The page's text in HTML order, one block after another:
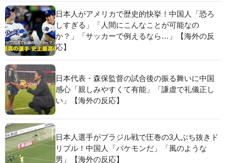
日本人がアメリカで歴史的快挙！中国人「恐ろ
しすぎる」「人間にこんなことが可能なの
か？」「サッカーで例えるなら…」【海外の反
応】
日本代表・森保監督の試合後の振る舞いに中国
感心「親しみやすくて有能」「謙虚で礼儀正し
い」【海外の反応】
日本人選手がブラジル戦で圧巻の3人ぶち抜きド
リブル！中国人「バケモンだ」「風のような
男」【海外の反応】